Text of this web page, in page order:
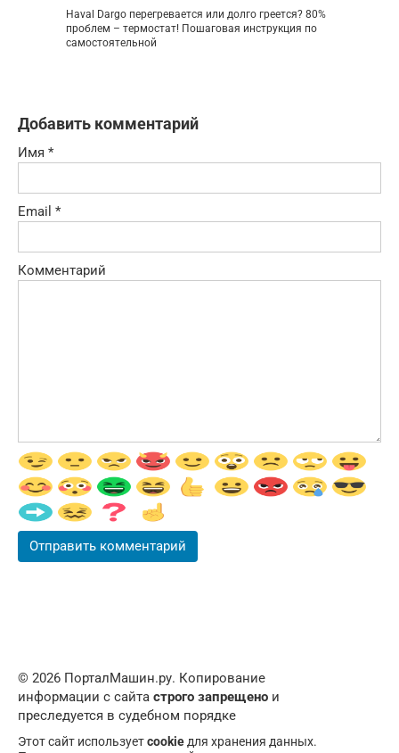
Haval Dargo перегревается или долго греется? 80%
проблем – термостат! Пошаговая инструкция по
самостоятельной
Добавить комментарий
Имя *
Email *
Комментарий
© 2026 ПорталМашин.ру. Копирование
информации с сайта строго запрещено и
преследуется в судебном порядке
Этот сайт используетcookieдля хранения данных.